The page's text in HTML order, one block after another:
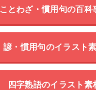
ことわざ・慣用句の百科
諺・慣用句のイラスト
四字熟語のイラスト素